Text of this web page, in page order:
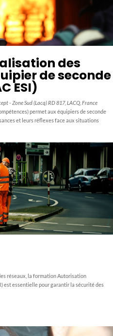
des
de seconde
ESI)
- Zone Sud (Lacq) RD 817, LACQ, France
permet aux équipiers de seconde
et leurs réflexes face aux situations
réseaux, la formation Autorisation
est essentielle pour garantir la sécurité des